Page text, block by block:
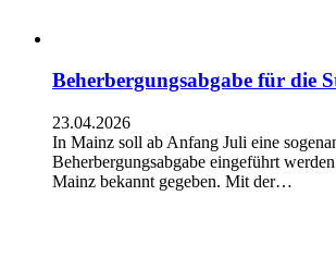
Beherbergungsabgabe für die
23.04.2026
In Mainz soll ab Anfang Juli eine
Beherbergungsabgabe eingeführt
Mainz bekannt gegeben. Mit der…